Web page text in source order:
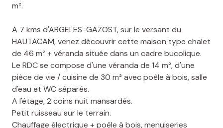
m².
A 7 kms d'ARGELES-GAZOST, sur le versant du
HAUTACAM, venez découvrir cette maison type chalet
de 46 m² + véranda située dans un cadre bucolique.
Le RDC se compose d'une véranda de 14 m², d'une
pièce de vie / cuisine de 30 m² avec poêle à bois, salle
d'eau et WC séparés.
A l'étage, 2 coins nuit mansardés.
Petit ruisseau sur le terrain.
Chauffage électrique + poêle à bois, menuiseries